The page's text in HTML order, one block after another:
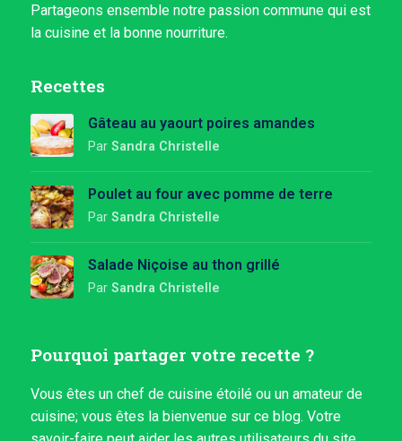
Partageons ensemble notre passion commune qui est
la cuisine et la bonne nourriture.
Recettes
Gâteau au yaourt poires amandes
Par Sandra Christelle
Poulet au four avec pomme de terre
Par Sandra Christelle
Salade Niçoise au thon grillé
Par Sandra Christelle
Pourquoi partager votre recette ?
Vous êtes un chef de cuisine étoilé ou un amateur de
cuisine; vous êtes la bienvenue sur ce blog. Votre